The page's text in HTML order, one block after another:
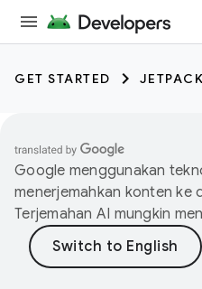
GET STARTED JETPACK
Google menggunakan
menerjemahkan konten ke
Terjemahan AI mungkin